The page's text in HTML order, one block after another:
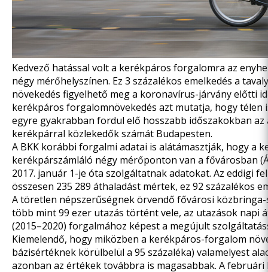
Kedvező hatással volt a kerékpáros forgalomra az
négy mérőhelyszínen. Ez 3 százalékos emelkedés a
növekedés figyelhető meg a koronavírus-járvány előtti
kerékpáros forgalomnövekedés azt mutatja, hogy télen
egyre gyakrabban fordul elő hosszabb időszakokban
kerékpárral közlekedők számát Budapesten.
A BKK korábbi forgalmi adatai is alátámasztják, hogy a
kerékpárszámláló négy mérőponton van a fővárosban
2017. január 1-je óta szolgáltatnak adatokat. Az eddigi
összesen 235 289 áthaladást mértek, ez 92 százalékos
A töretlen népszerűségnek örvendő fővárosi
több mint 99 ezer utazás történt vele, az utazások napi
(2015–2020) forgalmához képest a megújult
Kiemelendő, hogy miközben a kerékpáros-forgalom
bázisértéknek körülbelül a 95 százaléka) valamelyest
azonban az értékek továbbra is magasabbak. A